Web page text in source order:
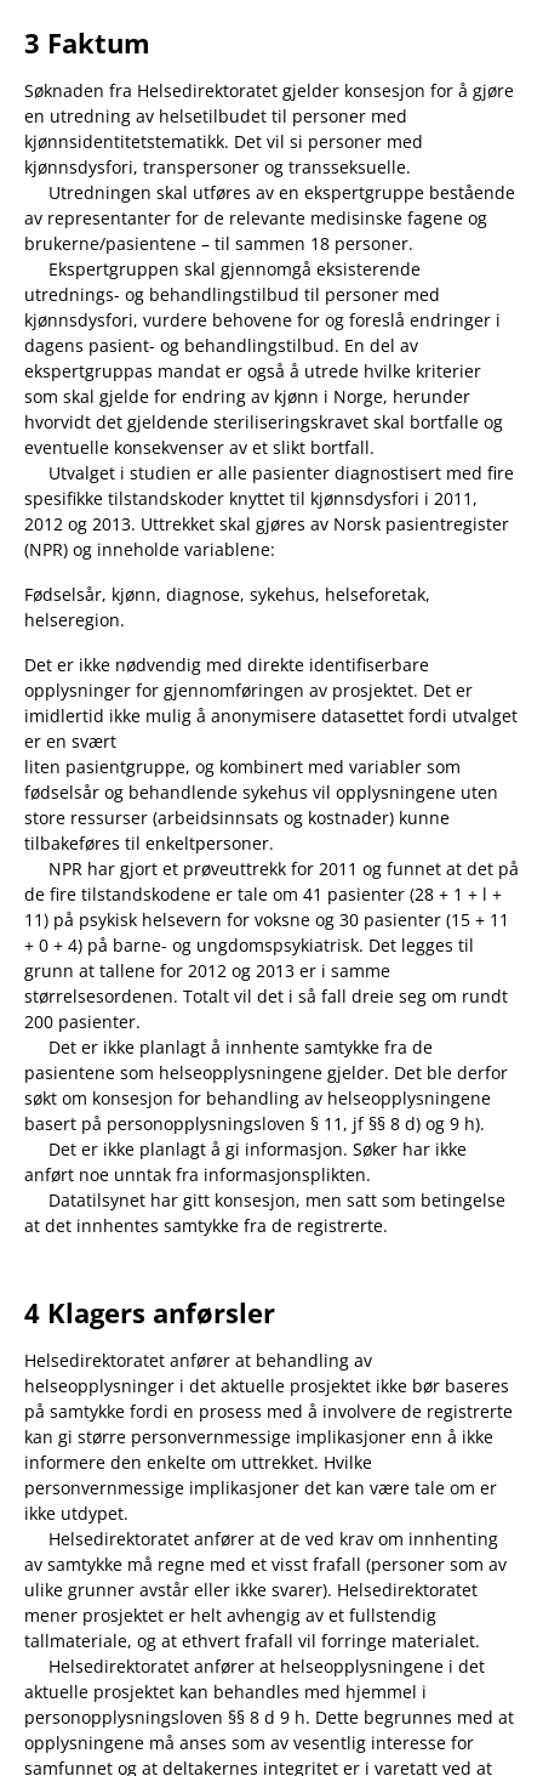
3 Faktum
Søknaden fra Helsedirektoratet gjelder konsesjon for å gjøre
en utredning av helsetilbudet til personer med
kjønnsidentitetstematikk. Det vil si personer med
kjønnsdysfori, transpersoner og transseksuelle.
Utredningen skal utføres av en ekspertgruppe bestående
av representanter for de relevante medisinske fagene og
brukerne/pasientene – til sammen 18 personer.
Ekspertgruppen skal gjennomgå eksisterende
utrednings- og behandlingstilbud til personer med
kjønnsdysfori, vurdere behovene for og foreslå endringer i
dagens pasient- og behandlingstilbud. En del av
ekspertgruppas mandat er også å utrede hvilke kriterier
som skal gjelde for endring av kjønn i Norge, herunder
hvorvidt det gjeldende steriliseringskravet skal bortfalle og
eventuelle konsekvenser av et slikt bortfall.
Utvalget i studien er alle pasienter diagnostisert med fire
spesifikke tilstandskoder knyttet til kjønnsdysfori i 2011,
2012 og 2013. Uttrekket skal gjøres av Norsk pasientregister
(NPR) og inneholde variablene:
Fødselsår, kjønn, diagnose, sykehus, helseforetak,
helseregion.
Det er ikke nødvendig med direkte identifiserbare
opplysninger for gjennomføringen av prosjektet. Det er
imidlertid ikke mulig å anonymisere datasettet fordi utvalget
er en svært
liten pasientgruppe, og kombinert med variabler som
fødselsår og behandlende sykehus vil opplysningene uten
store ressurser (arbeidsinnsats og kostnader) kunne
tilbakeføres til enkeltpersoner.
NPR har gjort et prøveuttrekk for 2011 og funnet at det på
de fire tilstandskodene er tale om 41 pasienter (28 + 1 + l +
11) på psykisk helsevern for voksne og 30 pasienter (15 + 11
+ 0 + 4) på barne- og ungdomspsykiatrisk. Det legges til
grunn at tallene for 2012 og 2013 er i samme
størrelsesordenen. Totalt vil det i så fall dreie seg om rundt
200 pasienter.
Det er ikke planlagt å innhente samtykke fra de
pasientene som helseopplysningene gjelder. Det ble derfor
søkt om konsesjon for behandling av helseopplysningene
basert på personopplysningsloven § 11, jf §§ 8 d) og 9 h).
Det er ikke planlagt å gi informasjon. Søker har ikke
anført noe unntak fra informasjonsplikten.
Datatilsynet har gitt konsesjon, men satt som betingelse
at det innhentes samtykke fra de registrerte.
4 Klagers anførsler
Helsedirektoratet anfører at behandling av
helseopplysninger i det aktuelle prosjektet ikke bør baseres
på samtykke fordi en prosess med å involvere de registrerte
kan gi større personvernmessige implikasjoner enn å ikke
informere den enkelte om uttrekket. Hvilke
personvernmessige implikasjoner det kan være tale om er
ikke utdypet.
Helsedirektoratet anfører at de ved krav om innhenting
av samtykke må regne med et visst frafall (personer som av
ulike grunner avstår eller ikke svarer). Helsedirektoratet
mener prosjektet er helt avhengig av et fullstendig
tallmateriale, og at ethvert frafall vil forringe materialet.
Helsedirektoratet anfører at helseopplysningene i det
aktuelle prosjektet kan behandles med hjemmel i
personopplysningsloven §§ 8 d 9 h. Dette begrunnes med at
opplysningene må anses som av vesentlig interesse for
samfunnet og at deltakernes integritet er i varetatt ved at